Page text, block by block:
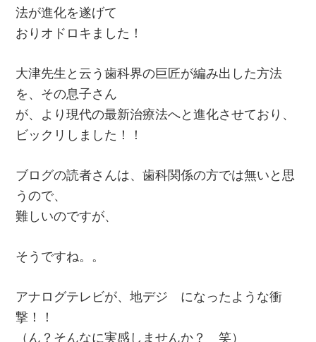
法が進化を遂げて
おりオドロキました！
大津先生と云う歯科界の巨匠が編み出した方法
を、その息子さん
が、より現代の最新治療法へと進化させており、
ビックリしました！！
ブログの読者さんは、歯科関係の方では無いと思
うので、
難しいのですが、
そうですね。。
アナログテレビが、地デジ になったような衝
撃！！
（ん？そんなに実感しませんか？ 笑）